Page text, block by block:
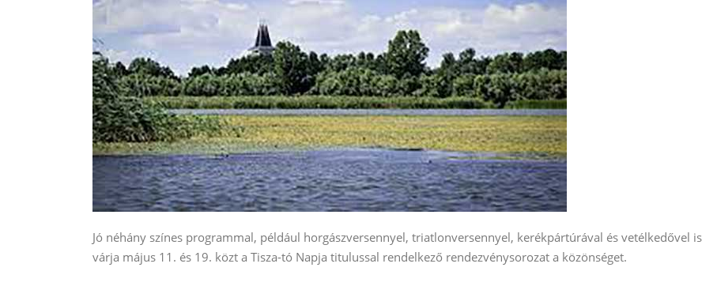
Jó néhány színes programmal, például horgászversennyel, triatlonversennyel, kerékpártúrával és vetélkedővel is
várja május 11. és 19. közt a Tisza-tó Napja titulussal rendelkező rendezvénysorozat a közönséget.